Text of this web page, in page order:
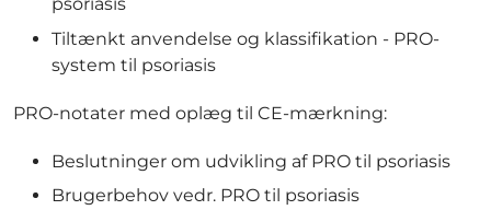
psoriasis
Tiltænkt anvendelse og klassifikation - PRO-
system til psoriasis
PRO-notater med oplæg til CE-mærkning:
Beslutninger om udvikling af PRO til psoriasis
Brugerbehov vedr. PRO til psoriasis